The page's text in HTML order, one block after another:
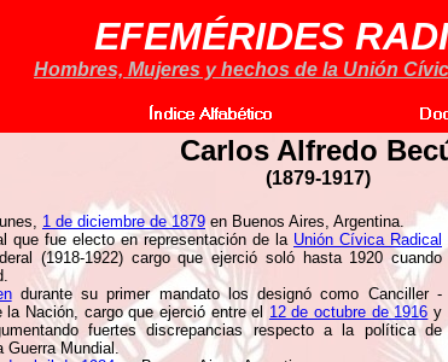
EFEMÉRIDES
Hombres, Mujeres y hechos de la Unión
Carlos Alfredo
(1879-1917)
1 de diciembre de 1879 en Buenos Aires, Argentina.
que fue electo en representación de la Unión Cívica Radical
(1918-1922) cargo que ejerció soló hasta 1920 cuando
durante su primer mandato los designó como Canciller -
Nación, cargo que ejerció entre el 12 de octubre de 1916 y
fuertes discrepancias respecto a la política de
Guerra Mundial.